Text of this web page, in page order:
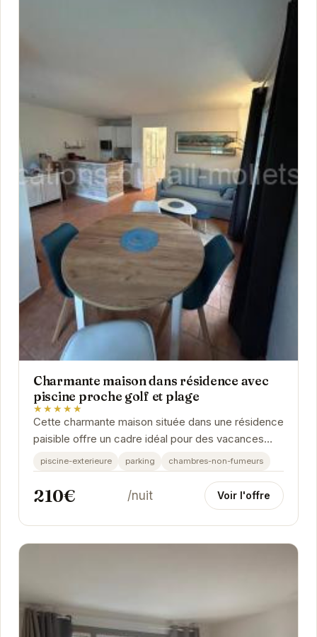
Charmante maison dans résidence avec
piscine proche golf et plage
★★★★★
Cette charmante maison située dans une résidence
paisible offre un cadre idéal pour des vacances
relaxantes. Profitez de la piscine, de la...
piscine-exterieure parking chambres-non-fumeurs
210€ /nuit Voir l'offre